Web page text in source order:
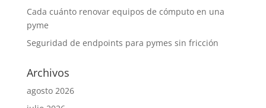
Cada cuánto renovar equipos de cómputo en una
pyme
Seguridad de endpoints para pymes sin fricción
Archivos
agosto 2026